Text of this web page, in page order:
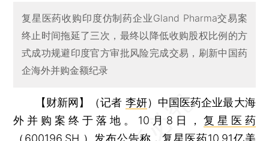
复星医药收购印度仿制药企业Gland Pharma交易案
终止时间拖延了三次，最终以降低收购股权比例的方
式成功规避印度官方审批风险完成交易，刷新中国药
企海外并购金额纪录
【财新网】（记者 李妍） 中国医药企业最大海
外并购案终于落地。10月8日， 复星医药
（ 600196.SH ）发布公告称，复星医药10.91亿美